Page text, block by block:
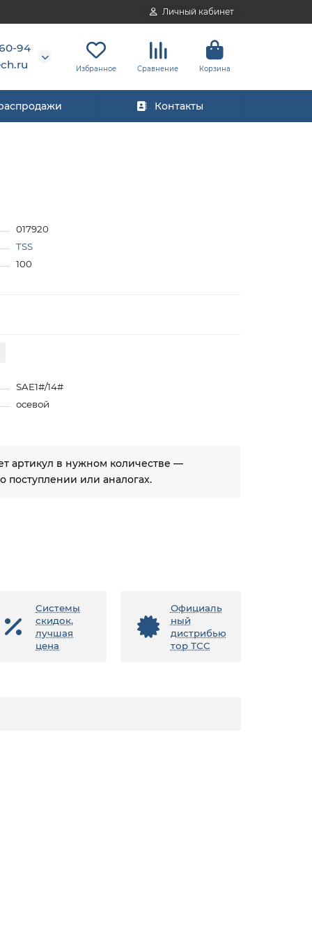
Личный кабинет
94
Избранное Сравнение Корзина
Контакты
017920
TSS
100
SAE1#/14#
осевой
артикул в нужном количестве —
или аналогах.
Системы
скидок,
лучшая
цена
Официаль
ный
дистрибью
тор ТСС